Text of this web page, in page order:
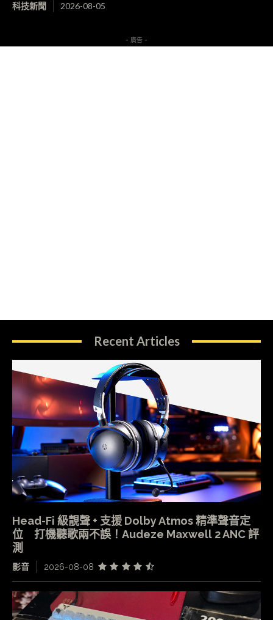
科技新聞 2026-08-05
- 廣告 -
Recent Articles
Head-Fi 級靚聲 + 支援 Dolby Atmos 精準聲音定
位 打機聽歌兩不誤！Audeze Maxwell 2 ANC 評
測
影音 2026-08-08